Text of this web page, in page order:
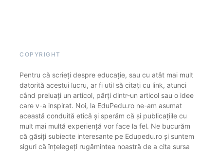
COPYRIGHT
Pentru că scrieți despre educație, sau cu atât mai mult
datorită acestui lucru, ar fi util să citați cu link, atunci
când preluați un articol, părți dintr-un articol sau o idee
care v-a inspirat. Noi, la EduPedu.ro ne-am asumat
această conduită etică și sperăm că și publicațiile cu
mult mai multă experiență vor face la fel. Ne bucurăm
că găsiți subiecte interesante pe Edupedu.ro și suntem
siguri că înțelegeți rugămintea noastră de a cita sursa